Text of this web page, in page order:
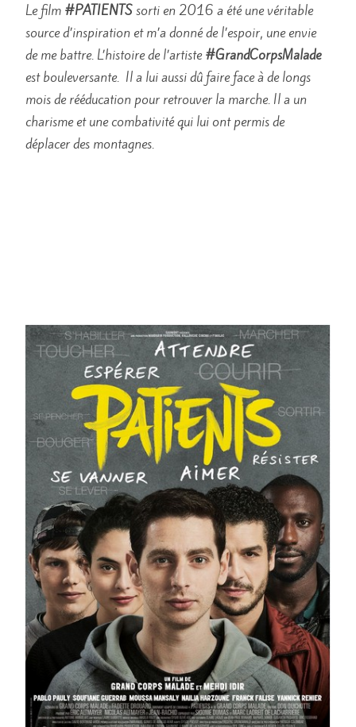
Le film #PATIENTSsorti en 2016 a été une véritable
source d’inspiration et m’a donné de l’espoir, une envie
de me battre. L’histoire de l’artiste#GrandCorpsMalade
est bouleversante. Il a lui aussi dû faire face à de longs
mois de rééducation pour retrouver la marche. Il a un
charisme et une combativité qui lui ont permis de
déplacer des montagnes.